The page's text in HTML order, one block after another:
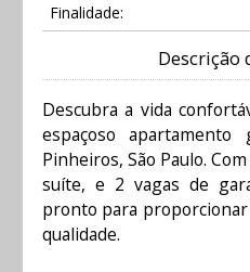
Finalidade:
Descrição
Descubra a vida
espaçoso
Pinheiros, São Paulo.
suíte, e 2 vagas de
pronto para
qualidade.